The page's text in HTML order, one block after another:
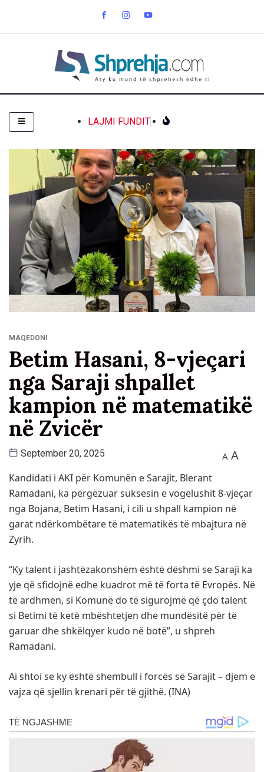
LAJMI FUNDIT
MAQEDONI
Betim Hasani, 8-vjeçari
nga Saraji shpallet
kampion në matematikë
në Zvicër
September 20, 2025 A A
Kandidati i AKI për Komunën e Sarajit, Blerant
Ramadani, ka përgëzuar suksesin e vogëlushit 8-vjeçar
nga Bojana, Betim Hasani, i cili u shpall kampion në
garat ndërkombëtare të matematikës të mbajtura në
Zyrih.
“Ky talent i jashtëzakonshëm është dëshmi se Saraji ka
yje që sfidojnë edhe kuadrot më të forta të Evropës. Në
të ardhmen, si Komunë do të sigurojmë që çdo talent
si Betimi të ketë mbështetjen dhe mundësitë për të
garuar dhe shkëlqyer kudo në botë”, u shpreh
Ramadani.
Ai shtoi se ky është shembull i forcës së Sarajit – djem e
vajza që sjellin krenari për të gjithë. (INA)